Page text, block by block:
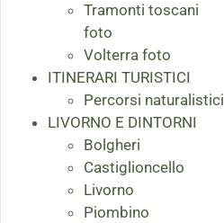
Tramonti toscani
foto
Volterra foto
ITINERARI TURISTICI
Percorsi naturalistici
LIVORNO E DINTORNI
Bolgheri
Castiglioncello
Livorno
Piombino